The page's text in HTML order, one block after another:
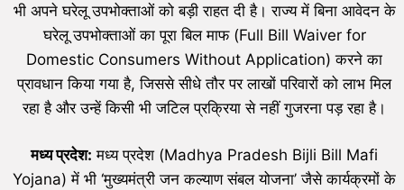
भी अपने घरेलू उपभोक्ताओं को बड़ी राहत दी है। राज्य में बिना आवेदन के
घरेलू उपभोक्ताओं का पूरा बिल माफ (Full Bill Waiver for
Domestic Consumers Without Application) करने का
प्रावधान किया गया है, जिससे सीधे तौर पर लाखों परिवारों को लाभ मिल
रहा है और उन्हें किसी भी जटिल प्रक्रिया से नहीं गुजरना पड़ रहा है।
मध्य प्रदेश: मध्य प्रदेश (Madhya Pradesh Bijli Bill Mafi
Yojana) में भी ‘मुख्यमंत्री जन कल्याण संबल योजना’ जैसे कार्यक्रमों के